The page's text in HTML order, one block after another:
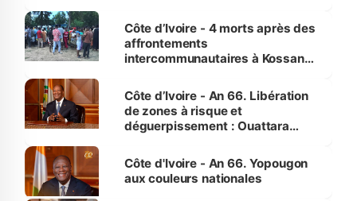
générations futures »
Côte d’Ivoire - 4 morts après des
affrontements
intercommunautaires à Kossandji
milieu des sinistrés
Côte d’Ivoire - An 66. Libération
de zones à risque et
déguerpissement : Ouattara
l'Etat de droit pour préserver les
vies humaines »
Côte d'Ivoire - An 66. Yopougon
aux couleurs nationales